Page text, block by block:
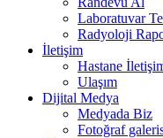
Laboratuvar
Radyoloji
İletişim
Hastane
Ulaşım
Dijital Medya
Medyada Biz
Fotoğraf